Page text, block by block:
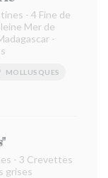
- 4 Fine de
Mer de
-
MOLLUSQUES
- 3 Crevettes
grises